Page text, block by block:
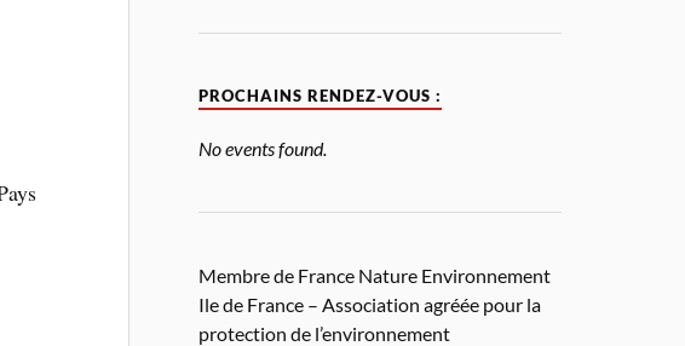
novembre – départ 9h30 parking salle des fêtes de Jambville
PROCHAINS RENDEZ-VOUS :
No events found.
Membre de France Nature Environnement
Ile de France – Association agréée pour la
protection de l’environnement